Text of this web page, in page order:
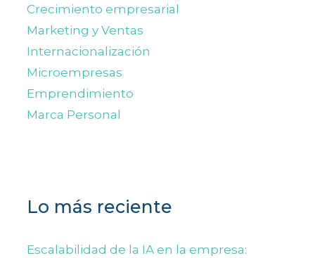
Crecimiento empresarial
Marketing y Ventas
Internacionalización
Microempresas
Emprendimiento
Marca Personal
Lo más reciente
Escalabilidad de la IA en la empresa: